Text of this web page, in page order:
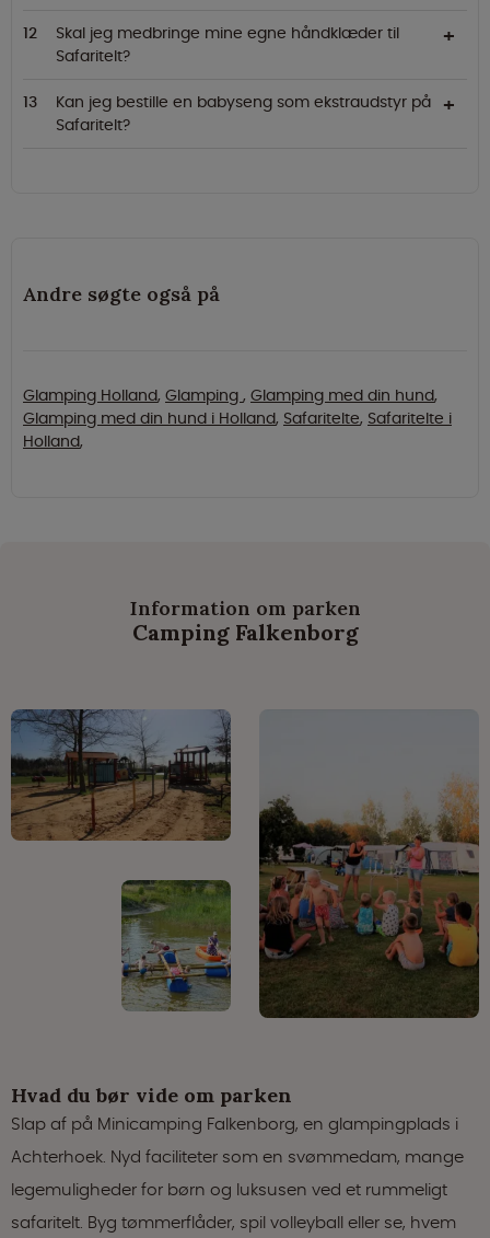
Skal jeg medbringe mine egne håndklæder til
Safaritelt?
Kan jeg bestille en babyseng som ekstraudstyr på
Safaritelt?
Andre søgte også på
Glamping Holland, Glamping , Glamping med din hund,
Glamping med din hund i Holland, Safaritelte, Safaritelte i
Holland,
Information om parken
Camping Falkenborg
Hvad du bør vide om parken
Slap af på Minicamping Falkenborg, en glampingplads i
Achterhoek. Nyd faciliteter som en svømmedam, mange
legemuligheder for børn og luksusen ved et rummeligt
safaritelt. Byg tømmerflåder, spil volleyball eller se, hvem